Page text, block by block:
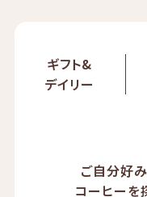
ギフト&
デイリー
ご自分好
コーヒーを